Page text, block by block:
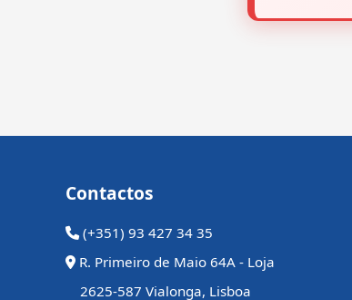
Contactos
(+351) 93 427 34 35
R. Primeiro de Maio 64A - Loja
2625-587 Vialonga, Lisboa